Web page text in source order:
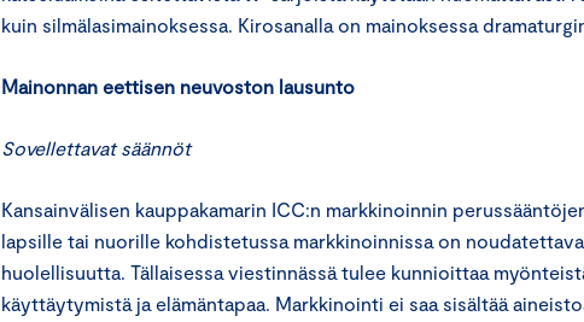
kuin silmälasimainoksessa. Kirosanalla on mainoksessa
Mainonnan eettisen neuvoston lausunto
Sovellettavat säännöt
Kansainvälisen kauppakamarin ICC:n markkinoinnin
lapsille tai nuorille kohdistetussa markkinoinnissa on
huolellisuutta. Tällaisessa viestinnässä tulee kunnioittaa
käyttäytymistä ja elämäntapaa. Markkinointi ei saa sisältää